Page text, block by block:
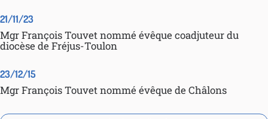
21/11/23
Mgr François Touvet nommé évêque coadjuteur du
diocèse de Fréjus-Toulon
23/12/15
Mgr François Touvet nommé évêque de Châlons